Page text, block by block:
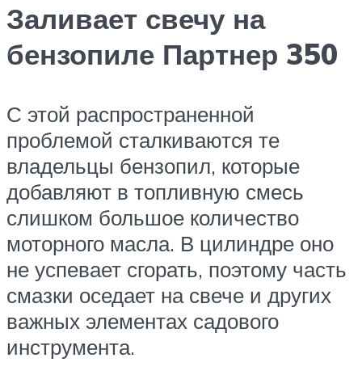
Заливает свечу на
бензопиле Партнер 350
С этой распространенной
проблемой сталкиваются те
владельцы бензопил, которые
добавляют в топливную смесь
слишком большое количество
моторного масла. В цилиндре оно
не успевает сгорать, поэтому часть
смазки оседает на свече и других
важных элементах садового
инструмента.